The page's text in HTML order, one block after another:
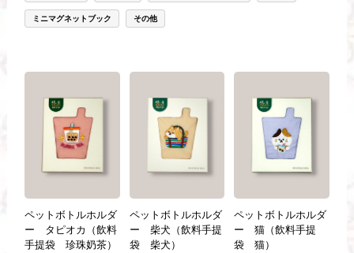
ミニマグネットブック その他
ペットボトルホルダ
ー タピオカ（飲料
手提袋 珍珠奶茶）
ペットボトルホルダ
ー 柴犬（飲料手提
袋 柴犬）
ペットボトルホルダ
ー 猫（飲料手提
袋 猫）